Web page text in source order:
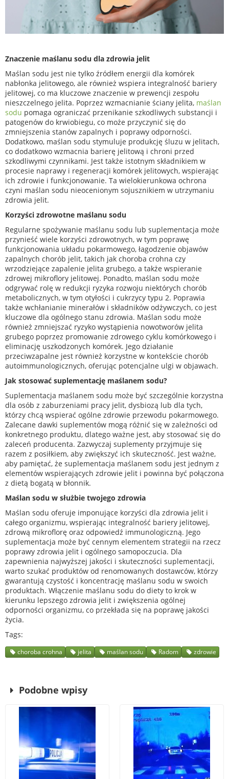
Znaczenie maślanu sodu dla zdrowia jelit
Maślan sodu jest nie tylko źródłem energii dla komórek
nabłonka jelitowego, ale również wspiera integralność bariery
jelitowej, co ma kluczowe znaczenie w prewencji zespołu
nieszczelnego jelita. Poprzez wzmacnianie ściany jelita, maślan
sodu pomaga ograniczać przenikanie szkodliwych substancji i
patogenów do krwiobiegu, co może przyczynić się do
zmniejszenia stanów zapalnych i poprawy odporności.
Dodatkowo, maślan sodu stymuluje produkcję śluzu w jelitach,
co dodatkowo wzmacnia barierę jelitową i chroni przed
szkodliwymi czynnikami. Jest także istotnym składnikiem w
procesie naprawy i regeneracji komórek jelitowych, wspierając
ich zdrowie i funkcjonowanie. Ta wielokierunkowa ochrona
czyni maślan sodu nieocenionym sojusznikiem w utrzymaniu
zdrowia jelit.
Korzyści zdrowotne maślanu sodu
Regularne spożywanie maślanu sodu lub suplementacja może
przynieść wiele korzyści zdrowotnych, w tym poprawę
funkcjonowania układu pokarmowego, łagodzenie objawów
zapalnych chorób jelit, takich jak choroba crohna czy
wrzodziejące zapalenie jelita grubego, a także wspieranie
zdrowej mikroflory jelitowej. Ponadto, maślan sodu może
odgrywać rolę w redukcji ryzyka rozwoju niektórych chorób
metabolicznych, w tym otyłości i cukrzycy typu 2. Poprawia
także wchłanianie minerałów i składników odżywczych, co jest
kluczowe dla ogólnego stanu zdrowia. Maślan sodu może
również zmniejszać ryzyko wystąpienia nowotworów jelita
grubego poprzez promowanie zdrowego cyklu komórkowego i
eliminację uszkodzonych komórek. Jego działanie
przeciwzapalne jest również korzystne w kontekście chorób
autoimmunologicznych, oferując potencjalne ulgi w objawach.
Jak stosować suplementację maślanem sodu?
Suplementacja maślanem sodu może być szczególnie korzystna
dla osób z zaburzeniami pracy jelit, dysbiozą lub dla tych,
którzy chcą wspierać ogólne zdrowie przewodu pokarmowego.
Zalecane dawki suplementów mogą różnić się w zależności od
konkretnego produktu, dlatego ważne jest, aby stosować się do
zaleceń producenta. Zazwyczaj suplementy przyjmuje się
razem z posiłkiem, aby zwiększyć ich skuteczność. Jest ważne,
aby pamiętać, że suplementacja maślanem sodu jest jednym z
elementów wspierających zdrowie jelit i powinna być połączona
z dietą bogatą w błonnik.
Maślan sodu w służbie twojego zdrowia
Maślan sodu oferuje imponujące korzyści dla zdrowia jelit i
całego organizmu, wspierając integralność bariery jelitowej,
zdrową mikroflorę oraz odpowiedź immunologiczną. Jego
suplementacja może być cennym elementem strategii na rzecz
poprawy zdrowia jelit i ogólnego samopoczucia. Dla
zapewnienia najwyższej jakości i skuteczności suplementacji,
warto szukać produktów od renomowanych dostawców, którzy
gwarantują czystość i koncentrację maślanu sodu w swoich
produktach. Włączenie maślanu sodu do diety to krok w
kierunku lepszego zdrowia jelit i zwiększenia ogólnej
odporności organizmu, co przekłada się na poprawę jakości
życia.
Tags
choroba crohna jelita maślan sodu Radom zdrowie
Podobne wpisy